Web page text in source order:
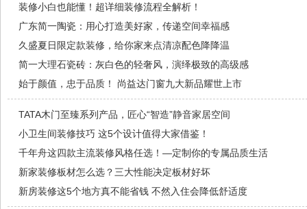
装修小白也能懂！超详细装修流程全解析！
广东简一陶瓷：用心打造美好家，传递空间幸福感
久盛夏日限定款装修，给你家来点清凉配色降降温
简一大理石瓷砖：灰白色的轻奢风，演绎极致的高级感
始于颜值，忠于品质！ 尚益达门窗九大新品耀世上市
TATA木门至臻系列产品，匠心“智造”静音家居空间
小卫生间装修技巧 这5个设计值得大家借鉴！
千年舟这四款主流装修风格任选！—定制你的专属品质生活
新家装修板材怎么选？三大性能决定板材好坏
新房装修这5个地方真不能省钱 不然入住会降低舒适度